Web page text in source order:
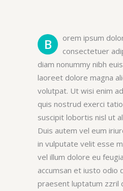
B
orem ipsum
consectetuer
diam nonummy nibh
laoreet dolore magna
volutpat. Ut wisi enim
quis nostrud exerci
suscipit lobortis nisl ut
Duis autem vel eum
in vulputate velit esse
vel illum dolore eu
accumsan et iusto odio
praesent luptatum zzril